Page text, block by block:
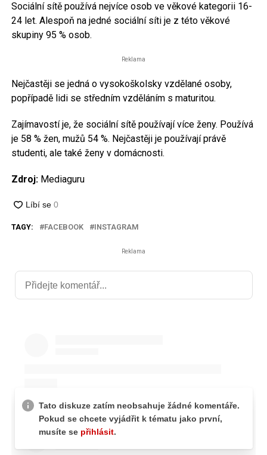
Sociální sítě používá nejvíce osob ve věkové kategorii 16-
24 let. Alespoň na jedné sociální síti je z této věkové
skupiny 95 % osob.
Reklama
Nejčastěji se jedná o vysokoškolsky vzdělané osoby,
popřípadě lidi se středním vzděláním s maturitou.
Zajímavostí je, že sociální sítě používají více ženy. Používá
je 58 % žen, mužů 54 %. Nejčastěji je používají právě
studenti, ale také ženy v domácnosti.
Zdroj:Mediaguru
TAGY: FACEBOOK INSTAGRAM
Reklama